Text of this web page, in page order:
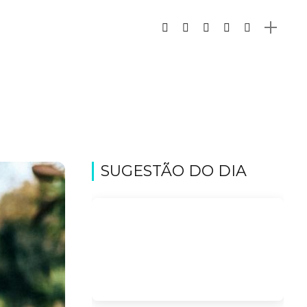
SUGESTÃO DO DIA